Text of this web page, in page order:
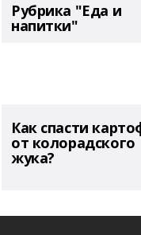
Рубрика "Еда и
напитки"
Как спасти
от колорадского
жука?